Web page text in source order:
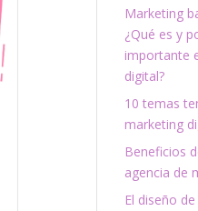
Marketing
¿Qué es y
importante
digital?
10 temas
marketing
Beneficios
agencia de
El diseño